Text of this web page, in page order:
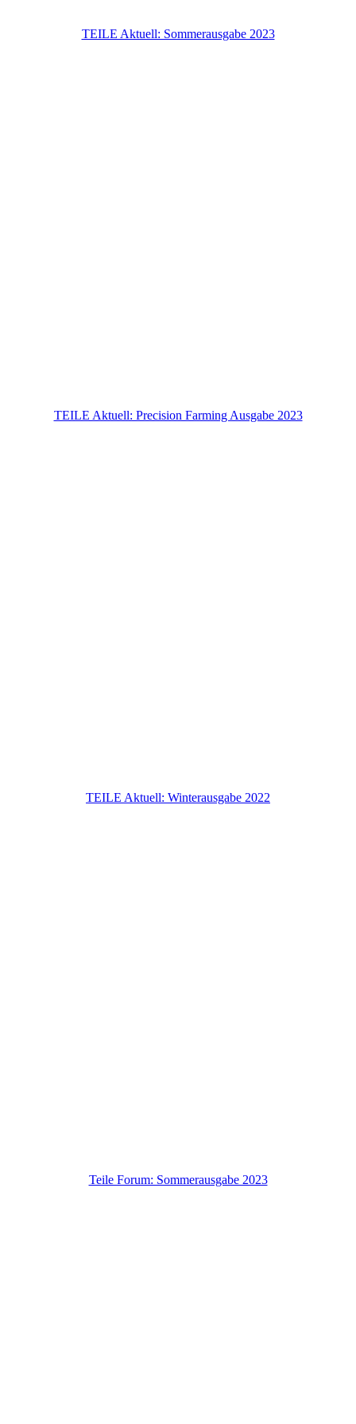
TEILE Aktuell: Sommerausgabe 2023
TEILE Aktuell: Precision Farming Ausgabe 2023
TEILE Aktuell: Winterausgabe 2022
Teile Forum: Sommerausgabe 2023